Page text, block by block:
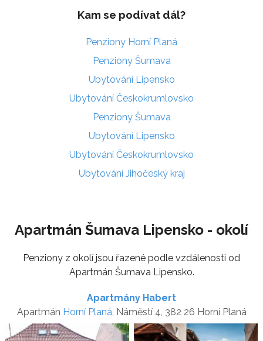
Kam se podívat dál?
Penziony Horní Planá
Penziony Šumava
Ubytování Lipensko
Ubytování Českokrumlovsko
Penziony Šumava
Ubytování Lipensko
Ubytování Českokrumlovsko
Ubytování Jihočeský kraj
Apartmán Šumava Lipensko - okolí
Penziony z okolí jsou řazené podle vzdálenosti od
Apartmán Šumava Lipensko.
Apartmány Habert
Apartmán Horní Planá, Náměstí 4, 382 26 Horní Planá